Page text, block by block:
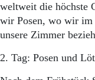
weltweit die höchste
wir Posen, wo wir im
unsere Zimmer
2. Tag: Posen und